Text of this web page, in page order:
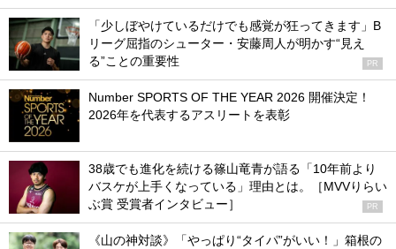
「少しぼやけているだけでも感覚が狂ってきます」B
リーグ屈指のシューター・安藤周人が明かす“見え
る”ことの重要性
PR
Number SPORTS OF THE YEAR 2026 開催決定！
2026年を代表するアスリートを表彰
38歳でも進化を続ける篠山竜青が語る「10年前より
バスケが上手くなっている」理由とは。［MVVりらい
ぶ賞 受賞者インタビュー］
PR
《山の神対談》「やっぱり“タイパ”がいい！」箱根の